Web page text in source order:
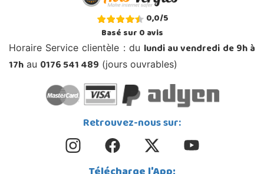
0,0/5
Basé sur0avis
Horaire Service clientèle : du lundi au vendredi de 9h à
17h au 0176 541 489 (jours ouvrables)
Retrouvez-nous sur: